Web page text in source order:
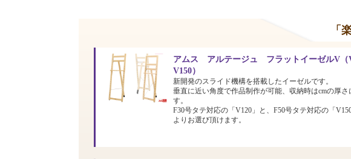
「
アムス アルテージュ フラットイーゼルV（
V150）
新開発のスライド機構を搭載したイーゼルです。
垂直に近い角度で作品制作が可能、収納時はcmの厚さ
す。
F30号タテ対応の「V120」と、F50号タテ対応の「
よりお選び頂けます。